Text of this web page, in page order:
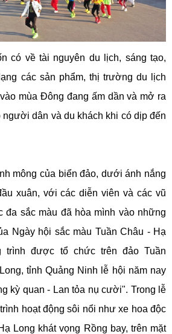
có về tài nguyên du lịch, sáng tạo,
các sản phẩm, thị trường du lịch
mùa Đông đang ấm dần và mở ra
người dân và du khách khi có dịp đến
mông của biển đảo, dưới ánh nắng
xuân, với các diễn viên và các vũ
đa sắc màu đã hòa mình vào những
Ngày hội sắc màu Tuần Châu - Hạ
trình được tổ chức trên đảo Tuần
tỉnh Quảng Ninh lễ hội năm nay
kỳ quan - Lan tỏa nụ cười". Trong lễ
hoạt động sôi nổi như xe hoa độc
Long khát vọng Rồng bay, trên mặt